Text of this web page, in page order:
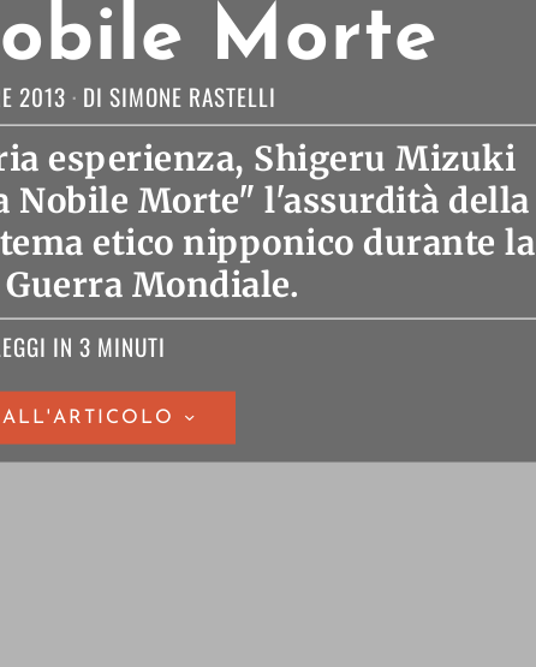
Morte
2013 DI SIMONE RASTELLI
esperienza, Shigeru Mizuki
Nobile Morte" l'assurdità della
etico nipponico durante la
Guerra Mondiale.
IN 3 MINUTI